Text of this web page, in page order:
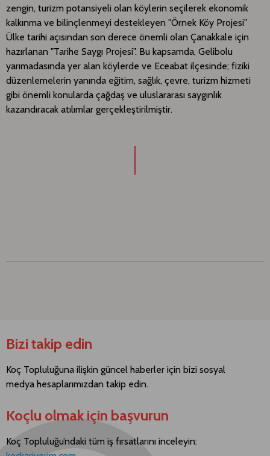
zengin, turizm potansiyeli olan köylerin seçilerek ekonomik
kalkınma ve bilinçlenmeyi destekleyen "Örnek Köy Projesi"
Ülke tarihi açısından son derece önemli olan Çanakkale için
hazırlanan "Tarihe Saygı Projesi". Bu kapsamda, Gelibolu
yarımadasında yer alan köylerde ve Eceabat ilçesinde; fiziki
düzenlemelerin yanında eğitim, sağlık, çevre, turizm hizmeti
gibi önemli konularda çağdaş ve uluslararası saygınlık
kazandıracak atılımlar gerçekleştirilmiştir.
Bizi takip edin
Koç Topluluğuna ilişkin güncel haberler için bizi sosyal
medya hesaplarımızdan takip edin.
Koçlu olmak için başvurun
Koç Topluluğu’ndaki tüm iş fırsatlarını inceleyin: